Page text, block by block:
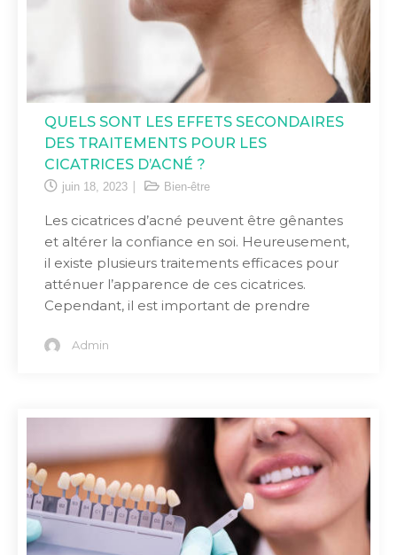
QUELS SONT LES EFFETS SECONDAIRES
DES TRAITEMENTS POUR LES
CICATRICES D’ACNÉ ?
juin 18, 2023 Bien-être
Les cicatrices d’acné peuvent être gênantes
et altérer la confiance en soi. Heureusement,
il existe plusieurs traitements efficaces pour
atténuer l’apparence de ces cicatrices.
Cependant, il est important de prendre
Admin